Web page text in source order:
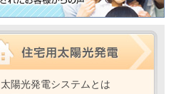
太陽光発電システムとは